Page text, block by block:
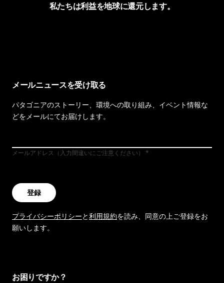
私たちは利益を地球に還元します。
メールニュースを受け取る
パタゴニアのストーリー、環境への取り組み、イベント情報な
どをメールにてお届けします。
メールアドレス（入力間違いにご注意ください）
登録
プライバシーポリシーと利用規約を読み、同意の上ご登録をお
願いします。
お困りですか？